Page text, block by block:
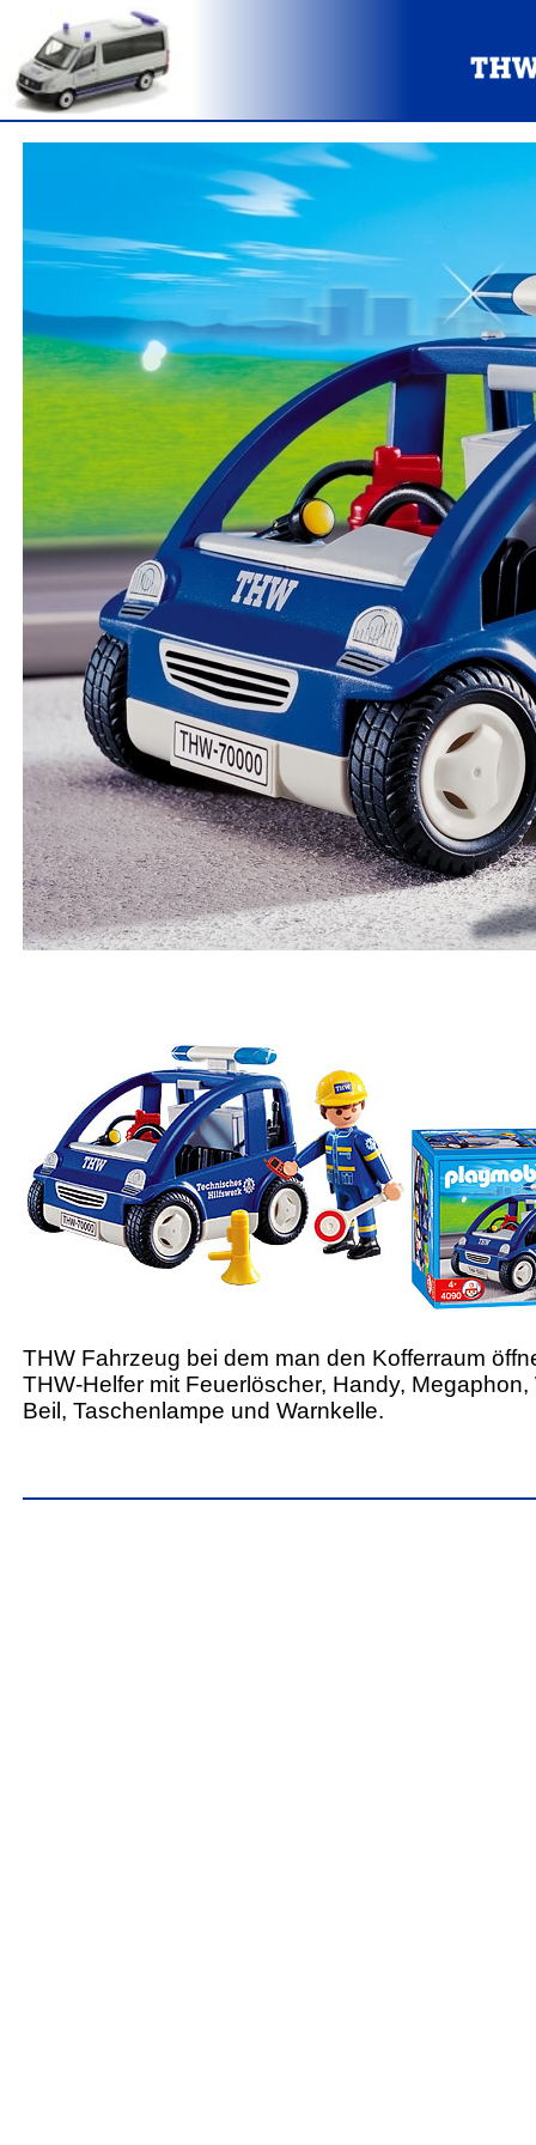
THW Fahrzeug bei dem man den Kofferraum
THW-Helfer mit Feuerlöscher, Handy,
Beil, Taschenlampe und Warnkelle.